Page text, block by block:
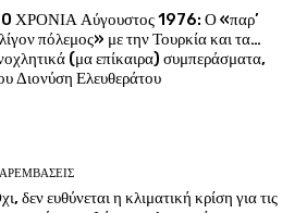
ΧΡΟΝΙΑ Αύγουστος 1976: Ο «παρ’
πόλεμος» με την Τουρκία και τα…
(μα επίκαιρα) συμπεράσματα,
Διονύση Ελευθεράτου
δεν ευθύνεται η κλιματική κρίση για τις